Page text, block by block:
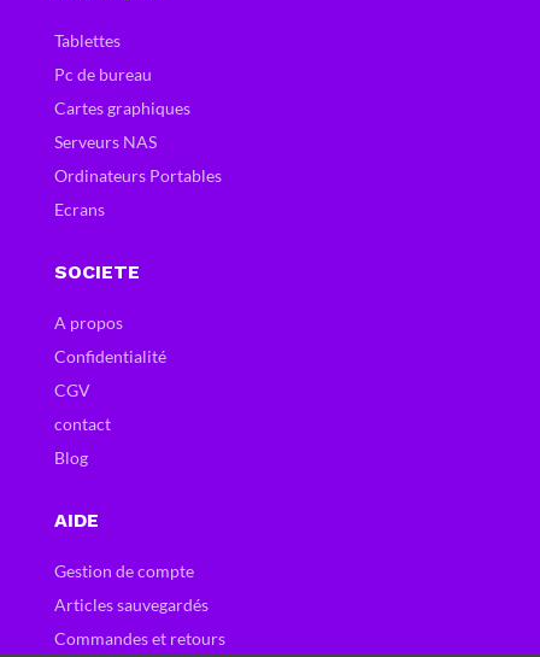
Tablettes
Pc de bureau
Cartes graphiques
Serveurs NAS
Ordinateurs Portables
Ecrans
SOCIETE
A propos
Confidentialité
CGV
contact
Blog
AIDE
Gestion de compte
Articles sauvegardés
Commandes et retours